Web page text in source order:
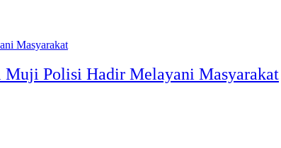
Muji Polisi Hadir Melayani Masyarakat